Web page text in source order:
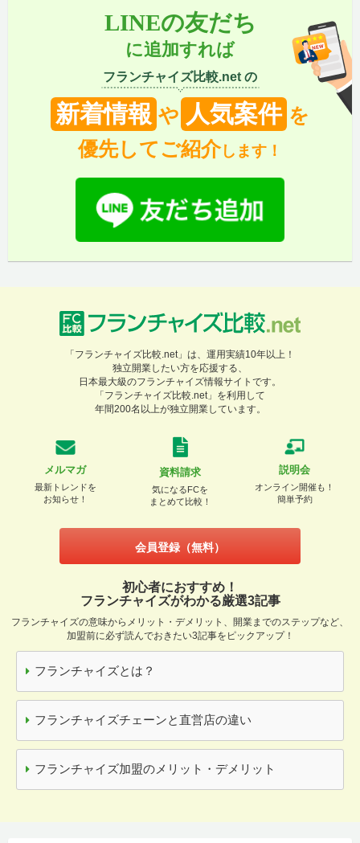
LINEの友だち
に追加すれば
フランチャイズ比較.net の
新着情報 や 人気案件 を
優先してご紹介します！
「フランチャイズ比較.net」は、運用実績10年以上！
独立開業したい方を応援する、
日本最大級のフランチャイズ情報サイトです。
「フランチャイズ比較.net」を利用して
年間200名以上が独立開業しています。
メルマガ
最新トレンドを
お知らせ！
資料請求
気になるFCを
まとめて比較！
説明会
オンライン開催も！
簡単予約
会員登録（無料）
初心者におすすめ！
フランチャイズがわかる厳選3記事
フランチャイズの意味からメリット・デメリット、開業までのステップなど、
加盟前に必ず読んでおきたい3記事をピックアップ！
フランチャイズとは？
フランチャイズチェーンと直営店の違い
フランチャイズ加盟のメリット・デメリット